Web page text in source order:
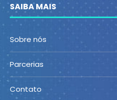
SAIBA MAIS
Sobre nós
Parcerias
Contato